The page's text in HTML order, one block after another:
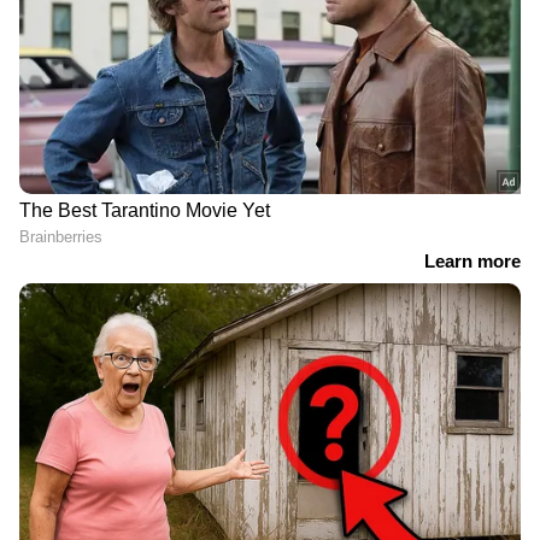
DOWNLOAD APP
RECOMMENDED STORIES
'ധവളപത്രം ഉമ്മാക്കിയല്ല,
എൽഡിഎഫ് സർക്കാറിന്
നേരെ പിടിച്ച കണ്ണാടി';
പ്രതിപക്ഷത്തിന്
മലയിടംതുരുത്ത്
കുടിയൊഴിപ്പിക്കൽ;
സര്‍ക്കാരിന് സാവകാശം
അനുവദിച്ച് ഹൈക്കോടതി,